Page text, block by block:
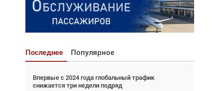
Последнее Популярное
Впервые с 2024 года глобальный трафик
снижается три недели подряд
Взгляд с высоты: тандем вертолётов и БПЛА в
спасательных операциях